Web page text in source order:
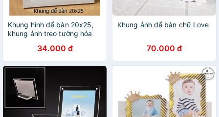
Khung hình để bàn 20x25,
khung ảnh treo tường hỏa
34.000 đ
Khung ảnh để bàn chữ Love
70.000 đ